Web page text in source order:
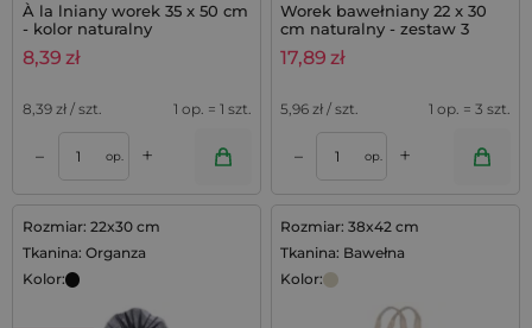
À la lniany worek 35 x 50 cm
- kolor naturalny
8,39 zł
8,39 zł / szt. 1 op. = 1 szt.
– op. +
Worek bawełniany 22 x 30
cm naturalny - zestaw 3
sztuk
17,89 zł
5,96 zł / szt. 1 op. = 3 szt.
– op. +
Rozmiar: 22x30 cm
Tkanina: Organza
Kolor:
Rozmiar: 38x42 cm
Tkanina: Bawełna
Kolor: